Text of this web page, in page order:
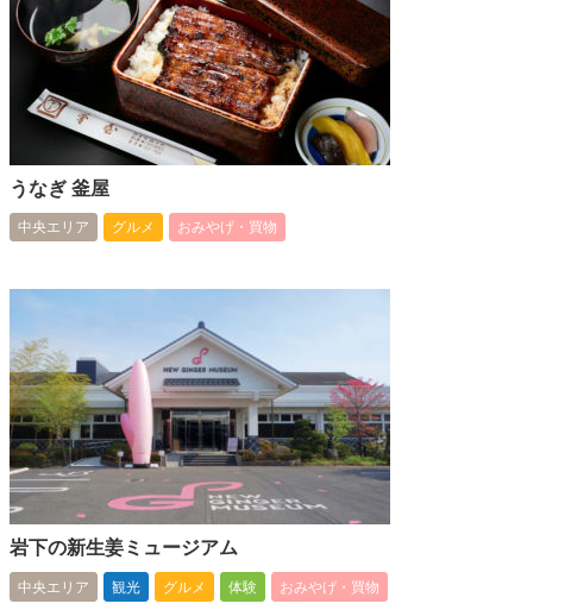
うなぎ 釜屋
中央エリア グルメ おみやげ・買物
岩下の新生姜ミュージアム
中央エリア 観光 グルメ 体験 おみやげ・買物